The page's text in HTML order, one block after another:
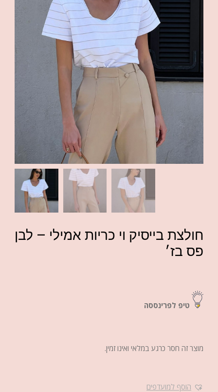
חולצת בייסיק וי כריות אמילי – לבן
פס בז׳
טיפ לפרינססה
מוצר זה חסר כרגע במלאי ואינו זמין.
הוסף למועדפים